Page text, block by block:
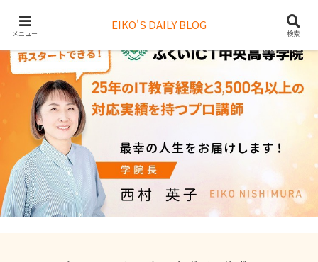
メニュー
EIKO'S DAILY BLOG
検索